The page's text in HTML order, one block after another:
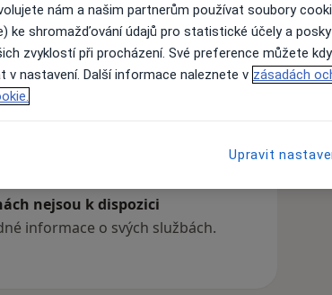
nejsou k dispozici
informace o svých službách.
nám a našim partnerům používat soubory
ke shromažďování údajů pro statistické účely a
zvyklostí při procházení. Své preference můžete
v nastavení. Další informace naleznete v zásadách
Upravit